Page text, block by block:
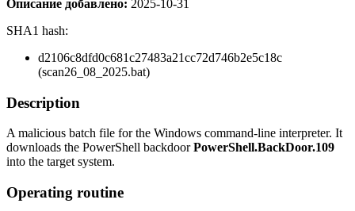
Описание добавлено: 2025-10-31
SHA1 hash:
d2106c8dfd0c681c27483a21cc72d746b2e5c18c
(scan26_08_2025.bat)
Description
A malicious batch file for the Windows command-line interpreter. It
downloads the PowerShell backdoorPowerShell.BackDoor.109
into the target system.
Operating routine